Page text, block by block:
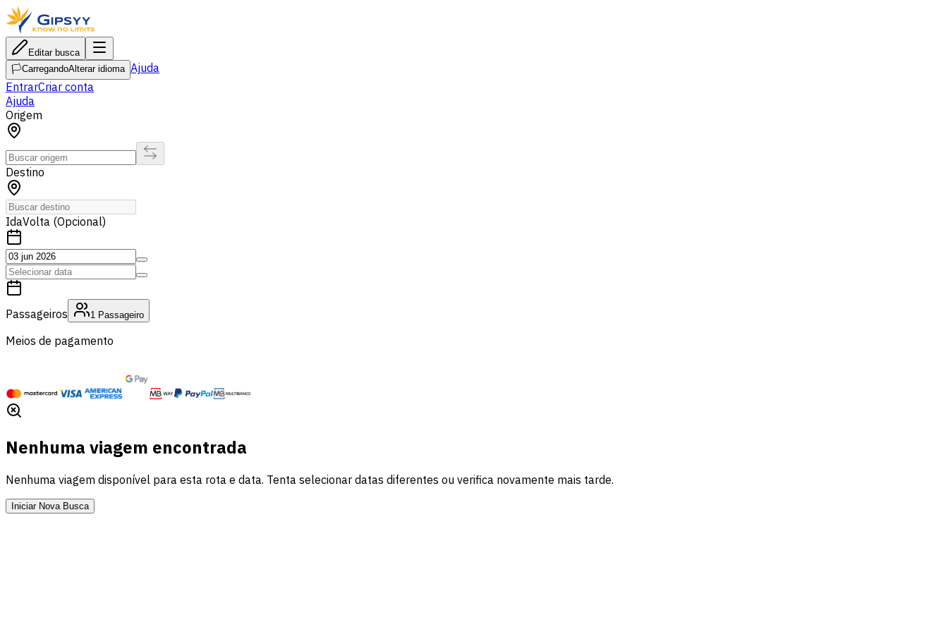
Editar busca
🏳️CarregandoAlterar idioma Ajuda
EntrarCriar conta
Ajuda
Origem
Destino
IdaVolta (Opcional)
Passageiros 1 Passageiro
Meios de pagamento
Nenhuma viagem encontrada
Nenhuma viagem disponível para esta rota e data. Tenta selecionar datas diferentes ou verifica novamente mais tarde.
Iniciar Nova Busca